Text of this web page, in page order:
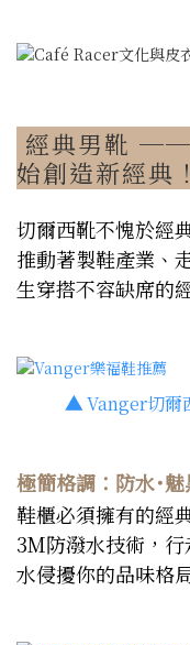
經典男靴 ──
始創造新經典
切爾西靴不愧於經
推動著製鞋產業、
生穿搭不容缺席的
▲Vanger切爾
極簡格調：防水˙
鞋櫃必須擁有的經
3M防潑水技術，
水侵擾你的品味格